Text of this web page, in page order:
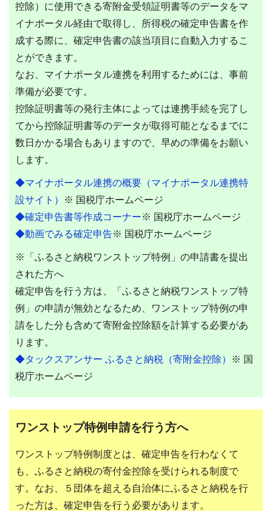
控除）に使用できる寄附金受領証明書等のデータをマ
イナポータル経由で取得し、所得税の確定申告書を作
成する際に、確定申告書の該当項目に自動入力するこ
とができます。
なお、マイナポータル連携を利用するためには、事前
準備が必要です。
控除証明書等の発行主体によっては連携手続を完了し
てから控除証明書等のデータが取得可能となるまでに
数日かかる場合もありますので、早めの準備をお願い
します。
◆マイナポータル連携の概要（マイナポータル連携特
設サイト）
※ 国税庁ホームページ
◆確定申告書等作成コーナー※ 国税庁ホームページ
◆動画でみる確定申告※ 国税庁ホームページ
※「ふるさと納税ワンストップ特例」の申請書を提出
された方へ
確定申告を行う方は、「ふるさと納税ワンストップ特
例」の申請が無効となるため、ワンストップ特例の申
請をした分も含めて寄附金控除額を計算する必要があ
ります。
◆タックスアンサー ふるさと納税（寄附金控除）
※ 国
税庁ホームページ
ワンストップ特例申請を行う方へ
ワンストップ特例制度とは、確定申告を行わなくて
も、ふるさと納税の寄付金控除を受けられる制度で
す。なお、５団体を超える自治体にふるさと納税を行
った方は、確定申告を行う必要があります。